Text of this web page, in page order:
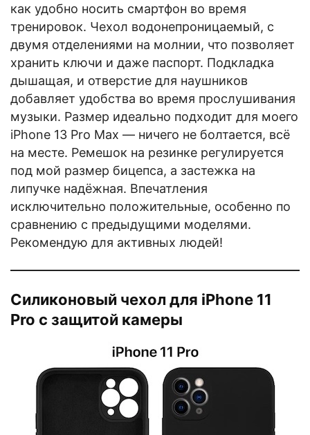
как удобно носить смартфон во время
тренировок. Чехол водонепроницаемый, с
двумя отделениями на молнии, что позволяет
хранить ключи и даже паспорт. Подкладка
дышащая, и отверстие для наушников
добавляет удобства во время прослушивания
музыки. Размер идеально подходит для моего
iPhone 13 Pro Max — ничего не болтается, всё
на месте. Ремешок на резинке регулируется
под мой размер бицепса, а застежка на
липучке надёжная. Впечатления
исключительно положительные, особенно по
сравнению с предыдущими моделями.
Рекомендую для активных людей!
Силиконовый чехол для iPhone 11
Pro с защитой камеры